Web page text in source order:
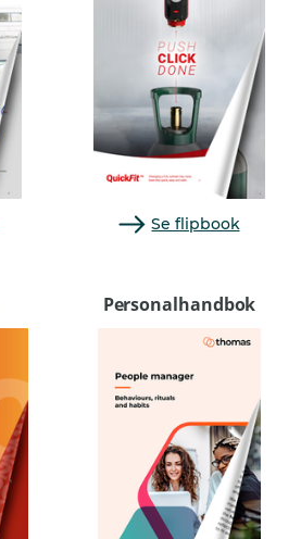
Se flipbook
Personalhandbok